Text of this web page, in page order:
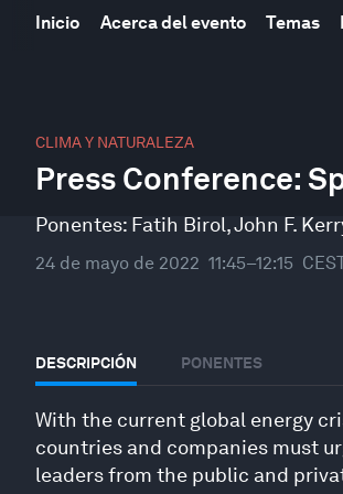
Inicio Acerca del evento Temas
CLIMA Y NATURALEZA
Press Conference:
Ponentes: Fatih Birol,John F.
24 de mayo de 2022 11:45–12:15
DESCRIPCIÓN PONENTES
With the current global energy
countries and companies must
leaders from the public and
seconds
30
minutes,
secondsVolume